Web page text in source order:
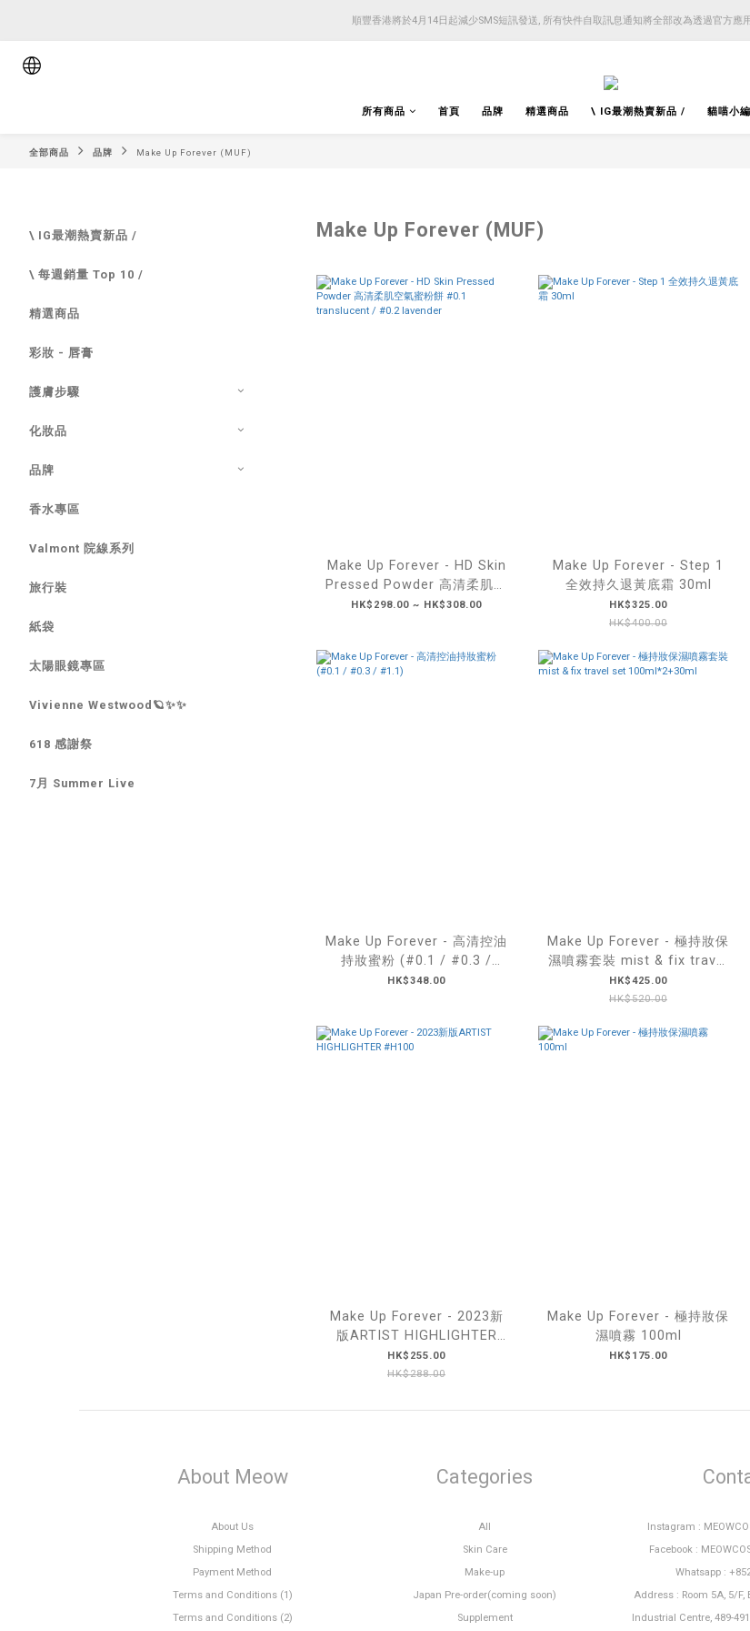
順豐香港將於4月14日起減少SMS短訊發送, 所有快件自取訊息通知將全部改為透過官方應
順豐香港將於4月14日起減少SMS短訊發送, 所有快件自取訊息通知將全部改為透過官方應
所有商品
首頁 品牌 精選商品 \ IG最潮熱賣新品 / 貓喵小
全部商品 品牌 Make Up Forever (MUF)
\ IG最潮熱賣新品 /
\ 每週銷量 Top 10 /
精選商品
彩妝 - 唇膏
護膚步驟
化妝品
品牌
香水專區
Valmont 院線系列
旅行裝
紙袋
太陽眼鏡專區
Vivienne Westwood🪐✨✨
618 感謝祭
7月 Summer Live
Make Up Forever (MUF)
Make Up Forever - HD Skin
Pressed Powder 高清柔肌空
氣蜜粉餅 #0.1 translucent /
HK$298.00 ~ HK$308.00
Make Up Forever - Step 1
全效持久退黃底霜 30ml
HK$325.00
HK$400.00
Make Up Forever - 高清控油
持妝蜜粉 (#0.1 / #0.3 /
#1.1)
HK$348.00
Make Up Forever - 極持妝保
濕噴霧套裝 mist & fix travel
set 100ml*2+30ml
HK$425.00
HK$520.00
Make Up Forever - 2023新
版ARTIST HIGHLIGHTER
#H100
HK$255.00
HK$288.00
Make Up Forever - 極持妝保
濕噴霧 100ml
HK$175.00
About Meow
About Us
Shipping Method
Payment Method
Terms and Conditions (1)
Terms and Conditions (2)
Categories
All
Skin Care
Make-up
Japan Pre-order(coming soon)
Supplement
Instagram :
Facebook :
Whatsapp :
Address : Room 5A, 5/F,
Industrial Centre, 489-